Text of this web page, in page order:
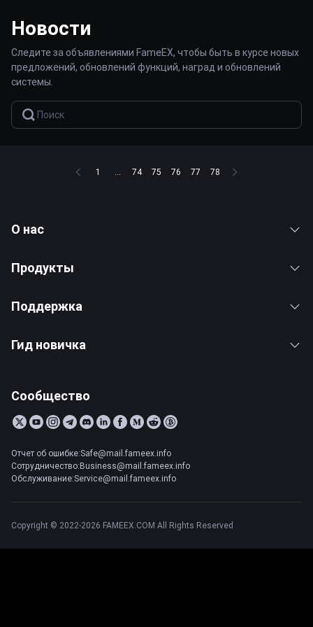
Новости
Следите за объявлениями FameEX, чтобы быть в курсе новых
предложений, обновлений функций, наград и обновлений
системы.
1 ... 74 75 76 77 78
О нас
Продукты
Поддержка
Гид новичка
Сообщество
Отчет об ошибке:Safe@mail.fameex.info
Сотрудничество:Business@mail.fameex.info
Обслуживание:Service@mail.fameex.info
Copyright © 2022-2026 FAMEEX.COM All Rights Reserved